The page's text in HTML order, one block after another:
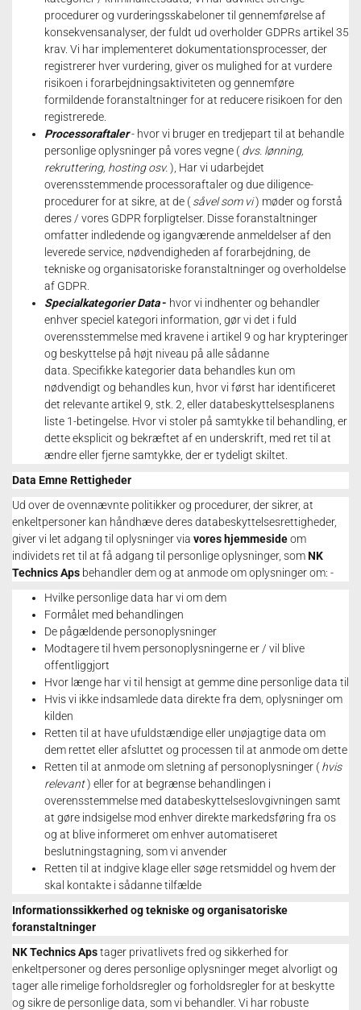
procedurer og vurderingsskabeloner til gennemførelse af
konsekvensanalyser, der fuldt ud overholder GDPRs artikel 35
krav. Vi har implementeret dokumentationsprocesser, der
registrerer hver vurdering, giver os mulighed for at vurdere
risikoen i forarbejdningsaktiviteten og gennemføre
formildende foranstaltninger for at reducere risikoen for den
registrerede.
Processoraftaler- hvor vi bruger en tredjepart til at behandle
personlige oplysninger på vores vegne ( dvs. lønning,
rekruttering, hosting osv. ), Har vi udarbejdet
overensstemmende processoraftaler og due diligence-
procedurer for at sikre, at de ( såvel som vi) møder og forstå
deres / vores GDPR forpligtelser. Disse foranstaltninger
omfatter indledende og igangværende anmeldelser af den
leverede service, nødvendigheden af forarbejdning, de
tekniske og organisatoriske foranstaltninger og overholdelse
af GDPR.
Specialkategorier Data- hvor vi indhenter og behandler
enhver speciel kategori information, gør vi det i fuld
overensstemmelse med kravene i artikel 9 og har krypteringer
og beskyttelse på højt niveau på alle sådanne
data. Specifikke kategorier data behandles kun om
nødvendigt og behandles kun, hvor vi først har identificeret
det relevante artikel 9, stk. 2, eller databeskyttelsesplanens
liste 1-betingelse. Hvor vi stoler på samtykke til behandling, er
dette eksplicit og bekræftet af en underskrift, med ret til at
ændre eller fjerne samtykke, der er tydeligt skiltet.
Data Emne Rettigheder
Ud over de ovennævnte politikker og procedurer, der sikrer, at
enkeltpersoner kan håndhæve deres databeskyttelsesrettigheder,
giver vi let adgang til oplysninger via vores hjemmesideom
individets ret til at få adgang til personlige oplysninger, somNK
Technics Aps behandler dem og at anmode om oplysninger om: -
Hvilke personlige data har vi om dem
Formålet med behandlingen
De pågældende personoplysninger
Modtagere til hvem personoplysningerne er / vil blive
offentliggjort
Hvor længe har vi til hensigt at gemme dine personlige data til
Hvis vi ikke indsamlede data direkte fra dem, oplysninger om
kilden
Retten til at have ufuldstændige eller unøjagtige data om
dem rettet eller afsluttet og processen til at anmode om dette
Retten til at anmode om sletning af personoplysninger ( hvis
relevant) eller for at begrænse behandlingen i
overensstemmelse med databeskyttelseslovgivningen samt
at gøre indsigelse mod enhver direkte markedsføring fra os
og at blive informeret om enhver automatiseret
beslutningstagning, som vi anvender
Retten til at indgive klage eller søge retsmiddel og hvem der
skal kontakte i sådanne tilfælde
Informationssikkerhed og tekniske og organisatoriske
foranstaltninger
NK Technics Apstager privatlivets fred og sikkerhed for
enkeltpersoner og deres personlige oplysninger meget alvorligt og
tager alle rimelige forholdsregler og forholdsregler for at beskytte
og sikre de personlige data, som vi behandler. Vi har robuste